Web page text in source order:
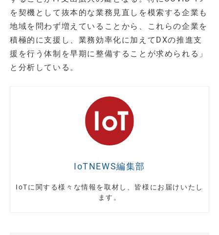
を契機として抜本的な業務見直しを模索する企業も
地域を問わず増えていることから、これらの企業を
積極的に支援し、業務効率化に加えてDXの推進支
援を行う体制を早期に整備することが求められる」
と分析している。
IoTNEWS編集部
IoTに関する様々な情報を取材し、皆様にお届けいたし
ます。